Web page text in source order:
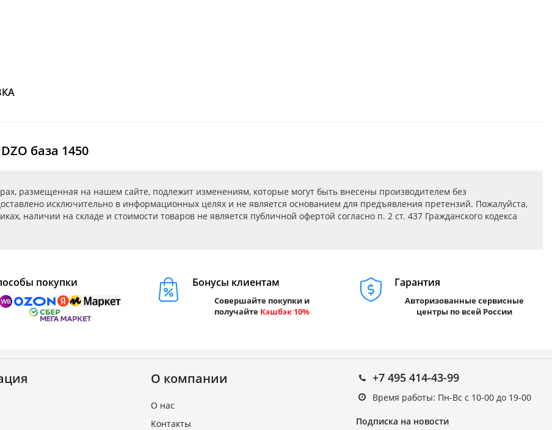
база 1450
размещенная на нашем сайте, подлежит изменениям, которые могут быть внесены производителем без
исключительно в информационных целях и не является основанием для предъявления претензий. Пожалуйста,
наличии на складе и стоимости товаров не является публичной офертой согласно п. 2 ст. 437 Гражданского кодекса
покупки Бонусы клиентам
Совершайте покупки и
получайте Кэшбэк 10%
Гарантия
Авторизованные сервисные
центры по всей России
О компании
О нас
Контакты
+7 495 414-43-99
Время работы: Пн-Вс с 10-00 до 19-00
Подписка на новости